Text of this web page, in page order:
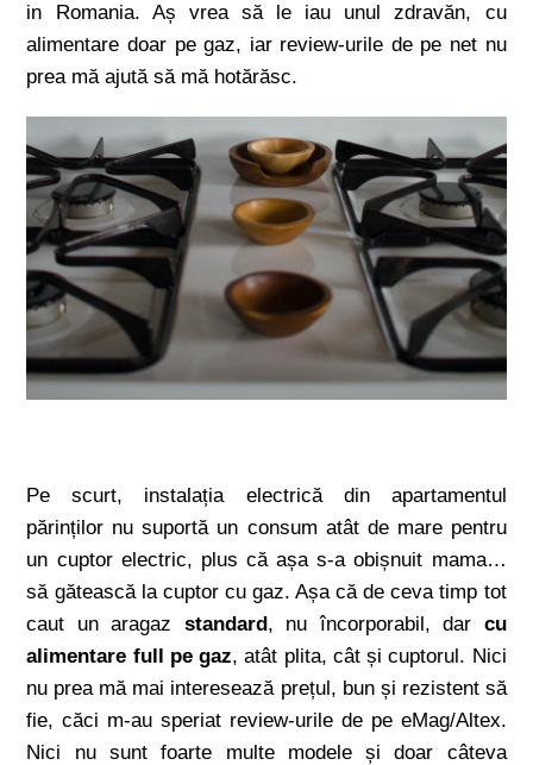
in Romania. Aș vrea să le iau unul zdravăn, cu
alimentare doar pe gaz, iar review-urile de pe net nu
prea mă ajută să mă hotărăsc.
Pe scurt, instalația electrică din apartamentul
părinților nu suportă un consum atât de mare pentru
un cuptor electric, plus că așa s-a obișnuit mama…
să gătească la cuptor cu gaz. Așa că de ceva timp tot
caut un aragaz standard, nu încorporabil, dar cu
alimentare full pe gaz, atât plita, cât și cuptorul. Nici
nu prea mă mai interesează prețul, bun și rezistent să
fie, căci m-au speriat review-urile de pe eMag/Altex.
Nici nu sunt foarte multe modele și doar câteva